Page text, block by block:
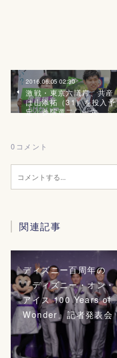
2016.06.05 02:30
激戦・東京六議席、共産
は山添拓（31）を投入予
定｜参院選二〇一六
0 コメント
関連記事
ディズニー百周年の
『ディズニー・オン・
アイス 100 Years of
Wonder』記者発表会